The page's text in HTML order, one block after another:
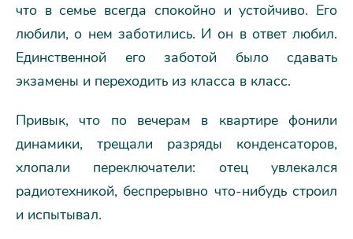
что в семье всегда спокойно и устойчиво. Его
любили, о нем заботились. И он в ответ любил.
Единственной его заботой было сдавать
экзамены и переходить из класса в класс.
Привык, что по вечерам в квартире фонили
динамики, трещали разряды конденсаторов,
хлопали переключатели: отец увлекался
радиотехникой, беспрерывно что-нибудь строил
и испытывал.